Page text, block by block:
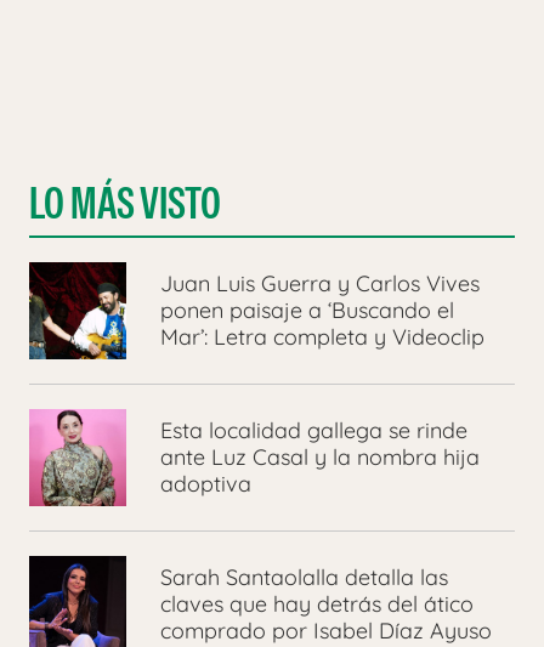
LO MÁS VISTO
Juan Luis Guerra y Carlos Vives
ponen paisaje a ‘Buscando el
Mar’: Letra completa y Videoclip
Esta localidad gallega se rinde
ante Luz Casal y la nombra hija
adoptiva
Sarah Santaolalla detalla las
claves que hay detrás del ático
comprado por Isabel Díaz Ayuso